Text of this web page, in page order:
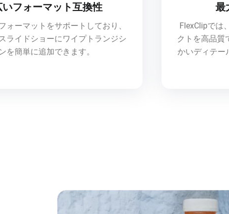
いフォーマット互換性
ォーマットをサポートしており、
ライドショーにワイプトランジシ
を簡単に追加できます。
最
FlexClipでは
クトを高品質
かいディテー